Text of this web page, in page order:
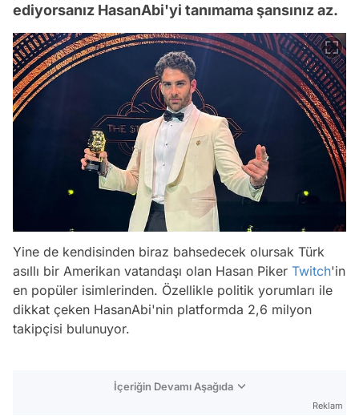
ediyorsanız HasanAbi'yi tanımama şansınız az.
Yine de kendisinden biraz bahsedecek olursak Türk
asıllı bir Amerikan vatandaşı olan Hasan Piker Twitch'in
en popüler isimlerinden. Özellikle politik yorumları ile
dikkat çeken HasanAbi'nin platformda 2,6 milyon
takipçisi bulunuyor.
İçeriğin Devamı Aşağıda
Reklam